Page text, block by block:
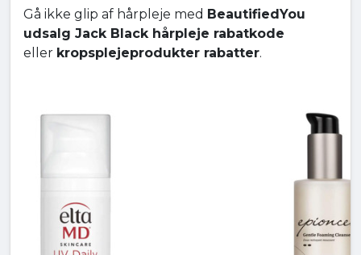
Gå ikke glip af hårpleje med BeautifiedYou
udsalg Jack Black hårpleje rabatkode
eller kropsplejeprodukter rabatter.